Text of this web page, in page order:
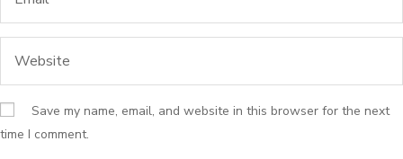
Save my name, email, and website in this browser for the next
time I comment.